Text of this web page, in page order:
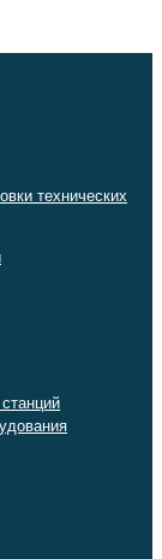
технических